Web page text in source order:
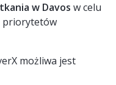
w Davos w celu
priorytetów
możliwa jest